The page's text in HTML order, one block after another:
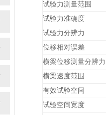
试验力测量范围
试验力准确度
试验力分辨力
位移相对误差
横梁位移测量分辨力
横梁速度范围
有效试验空间
试验空间宽度